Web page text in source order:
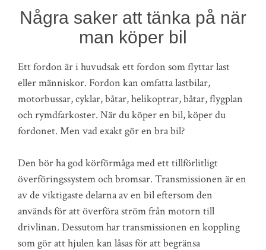
Några saker att tänka på när
man köper bil
Ett fordon är i huvudsak ett fordon som flyttar last
eller människor. Fordon kan omfatta lastbilar,
motorbussar, cyklar, båtar, helikoptrar, båtar, flygplan
och rymdfarkoster. När du köper en bil, köper du
fordonet. Men vad exakt gör en bra bil?
Den bör ha god körförmåga med ett tillförlitligt
överföringssystem och bromsar. Transmissionen är en
av de viktigaste delarna av en bil eftersom den
används för att överföra ström från motorn till
drivlinan. Dessutom har transmissionen en koppling
som gör att hjulen kan låsas för att begränsa